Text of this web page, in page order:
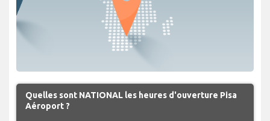
Quelles sont NATIONAL les heures d'ouverture Pisa
Aéroport ?